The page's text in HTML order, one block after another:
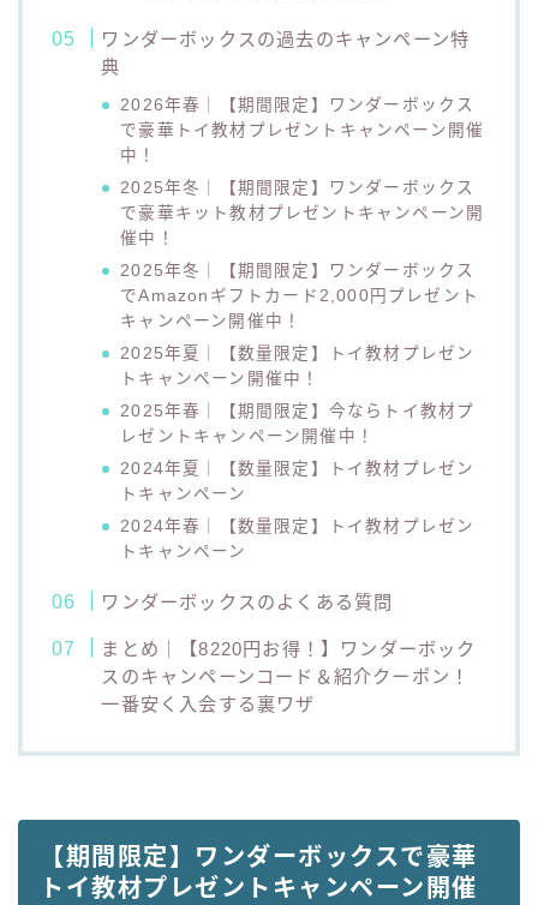
ワンダーボックスの過去のキャンペーン特
典
2026年春｜【期間限定】ワンダーボックス
で豪華トイ教材プレゼントキャンペーン開催
中！
2025年冬｜【期間限定】ワンダーボックス
で豪華キット教材プレゼントキャンペーン開
催中！
2025年冬｜【期間限定】ワンダーボックス
でAmazonギフトカード2,000円プレゼント
キャンペーン開催中！
2025年夏｜【数量限定】トイ教材プレゼン
トキャンペーン開催中！
2025年春｜【期間限定】今ならトイ教材プ
レゼントキャンペーン開催中！
2024年夏｜【数量限定】トイ教材プレゼン
トキャンペーン
2024年春｜【数量限定】トイ教材プレゼン
トキャンペーン
ワンダーボックスのよくある質問
まとめ｜【8220円お得！】ワンダーボック
スのキャンペーンコード＆紹介クーポン！
一番安く入会する裏ワザ
【期間限定】ワンダーボックスで豪華
トイ教材プレゼントキャンペーン開催